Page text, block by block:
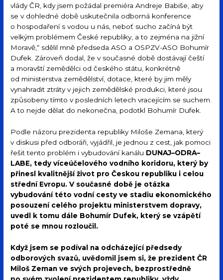
vlády ČR, kdy jsem požádal premiéra Andreje Babiše, aby
se v dohledné době uskutečnila odborná konference
o hospodaření s vodou u nás, neboť sucho začíná být
velkým problémem České republiky, a to zejména na jižní
Moravě,“ sdělil mně předseda ASO a OSPZV-ASO Bohumír
Dufek. Zároveň dodal, že v současné době dostávají čeští
a moravští zemědělci od českého státu, konkrétně
od ministerstva zemědělství, dotace, které by jim měly
vynahradit ztráty v jejich zemědělské produkci, které jsou
způsobeny tímto v posledních letech vracejícím se suchem.
A to nejde dělat do nekonečna, podotkl Bohumír Dufek.
Podle názoru prezidenta republiky Miloše Zemana, který
v diskusi před odboráři, vyjádřil, je jednou z cest, jak pomoci
řešit tento problém i vybudování kanálu DUNAJ–ODRA–
LABE, tedy víceúčelového vodního koridoru, který by
přinesl kvalitnější život pro Českou republiku i celou
střední Evropu. V současné době je otázka
vybudování této vodní cesty ve stadiu ekonomického
posouzení celého projektu ministerstvem dopravy,
uvedl k tomu dále Bohumír Dufek, který se vzápětí
poté se mnou rozloučil.
Když jsem se podíval na odcházející předsedy
odborových svazů, uvědomil jsem si, že prezident ČR
Miloš Zeman ve svých projevech, bezprostředně